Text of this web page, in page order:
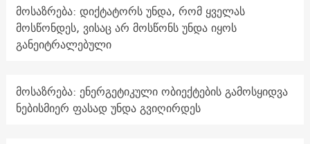
მოსაზრება: დიქტატორს უნდა, რომ ყველას
მოსწონდეს, ვისაც არ მოსწონს უნდა იყოს
განეიტრალებული
მოსაზრება: ენერგეტიკული ობიექტების გამოსყიდვა
ნებისმიერ ფასად უნდა გვიღირდეს